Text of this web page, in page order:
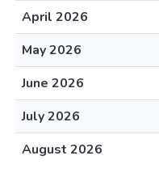
April 2026
May 2026
June 2026
July 2026
August 2026